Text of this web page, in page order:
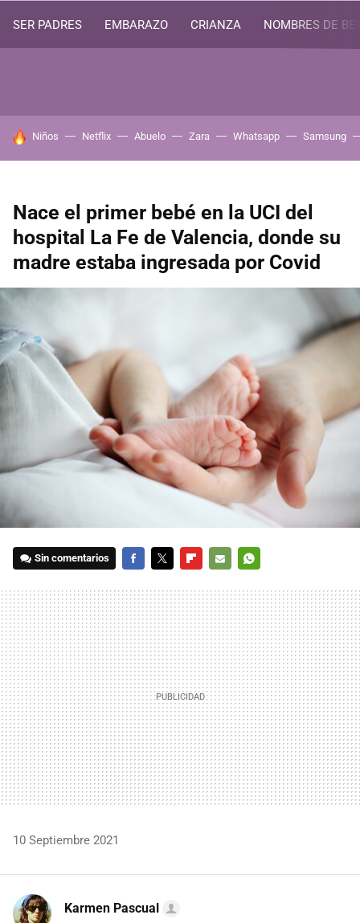
SER PADRES EMBARAZO CRIANZA NOMBRES DE
HOY SE HABLA DE
Niños Netflix Abuelo Zara Whatsapp Samsung
Nace el primer bebé en la UCI del
hospital La Fe de Valencia, donde su
madre estaba ingresada por Covid
Sin comentarios
MAIL
10 Septiembre 2021
Karmen Pascual